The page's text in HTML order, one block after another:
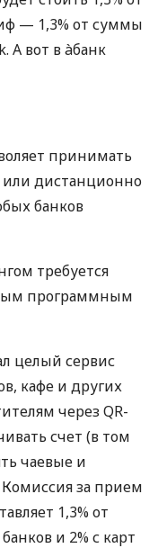
— 1,3% от суммы
А вот в àбанк
принимать
или дистанционно
банков
требуется
программным
целый сервис
кафе и других
через QR-
счет (в том
чаевые и
за прием
1,3% от
и 2% с карт